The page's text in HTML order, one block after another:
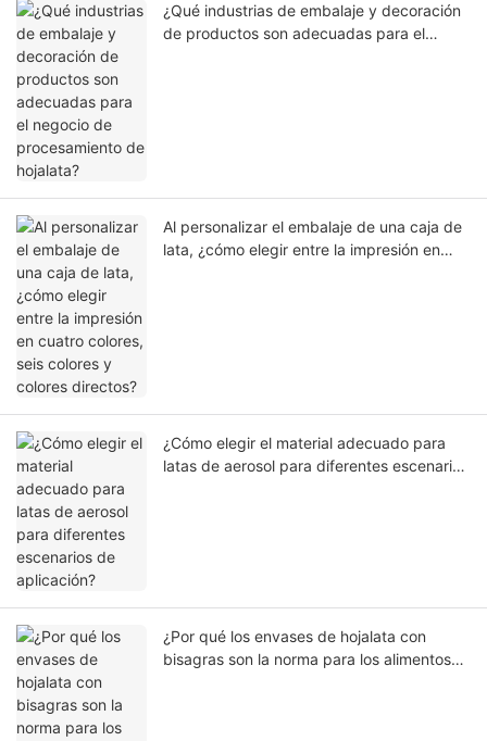
¿Qué industrias de embalaje y decoración
de productos son adecuadas para el
Al personalizar el embalaje de una caja de
lata, ¿cómo elegir entre la impresión en
¿Cómo elegir el material adecuado para
latas de aerosol para diferentes escenarios
¿Por qué los envases de hojalata con
bisagras son la norma para los alimentos